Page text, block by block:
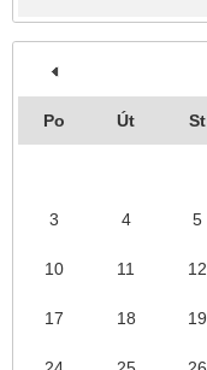
Po Út St
3 4 5
10 11 12
17 18 19